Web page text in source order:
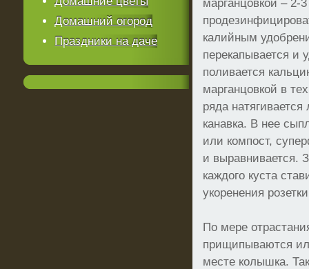
марганцовкой – 2-
калийным
перекапывается и
поливается
марганцовкой в
ряда
канавка. В нее
или компост,
и выравнивается.
каждого куста
укоренения
По мере
прищипываются
месте колышка.
Домашний огород
Праздники на даче